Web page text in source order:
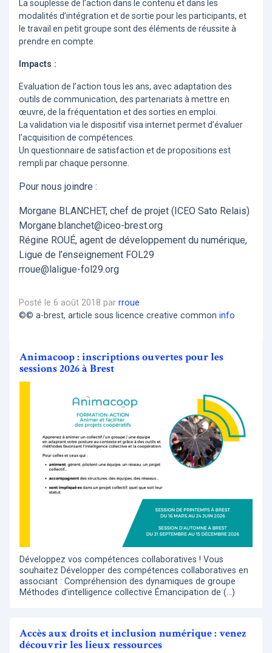
La souplesse de l’action dans le contenu et dans les
modalités d’intégration et de sortie pour les participants, et
le travail en petit groupe sont des éléments de réussite à
prendre en compte.
Impacts :
Evaluation de l’action tous les ans, avec adaptation des
outils de communication, des partenariats à mettre en
œuvre, de la fréquentation et des sorties en emploi.
La validation via le dispositif visa internet permet d’évaluer
l’acquisition de compétences.
Un questionnaire de satisfaction et de propositions est
rempli par chaque personne.
Pour nous joindre :
Morgane BLANCHET, chef de projet (ICEO Sato Relais)
Morgane.blanchet@iceo-brest.org
Régine ROUÉ, agent de développement du numérique,
Ligue de l’enseignement FOL29
rroue@laligue-fol29.org
Posté le 6 août 2018 par rroue
©© a-brest, article sous licence creative common info
Animacoop : inscriptions ouvertes pour les
sessions 2026 à Brest
Développez vos compétences collaboratives ! Vous
souhaitez Développer des compétences collaboratives en
associant : Compréhension des dynamiques de groupe
Méthodes d’intelligence collective Émancipation de (…)
Accès aux droits et inclusion numérique : venez
découvrir les lieux ressources